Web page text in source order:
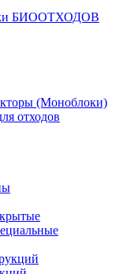
БИООТХОДОВ
(Моноблоки)
отходов